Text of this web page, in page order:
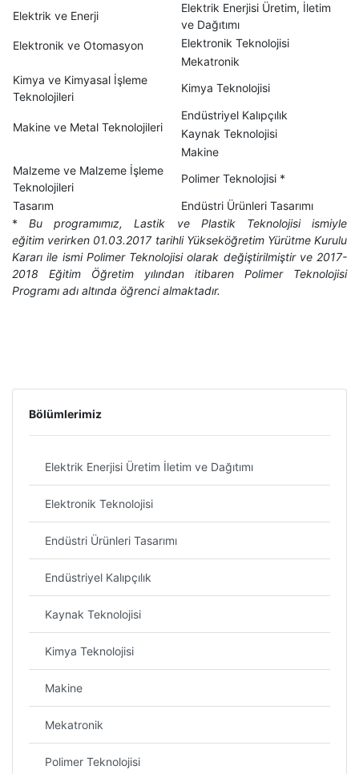
Elektrik ve Enerji
Elektrik Enerjisi Üretim, İletim
ve Dağıtımı
Elektronik ve Otomasyon
Elektronik Teknolojisi
Mekatronik
Kimya ve Kimyasal İşleme
Teknolojileri
Kimya Teknolojisi
Makine ve Metal Teknolojileri
Endüstriyel Kalıpçılık
Kaynak Teknolojisi
Makine
Malzeme ve Malzeme İşleme
Teknolojileri
Polimer Teknolojisi *
Tasarım
Endüstri Ürünleri Tasarımı
*Bu programımız, Lastik ve Plastik Teknolojisi ismiyle
eğitim verirken 01.03.2017 tarihli Yükseköğretim Yürütme Kurulu
Kararı ile ismi Polimer Teknolojisi olarak değiştirilmiştir ve 2017-
2018 Eğitim Öğretim yılından itibaren Polimer Teknolojisi
Programı adı altında öğrenci almaktadır.
Bölümlerimiz
Elektrik Enerjisi Üretim İletim ve Dağıtımı
Elektronik Teknolojisi
Endüstri Ürünleri Tasarımı
Endüstriyel Kalıpçılık
Kaynak Teknolojisi
Kimya Teknolojisi
Makine
Mekatronik
Polimer Teknolojisi